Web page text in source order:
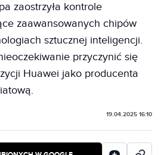
zaostrzyła kontrole
zaawansowanych chipów
sztucznej inteligencji.
przyczynić się
Huawei jako producenta
19.04.2025 16:10